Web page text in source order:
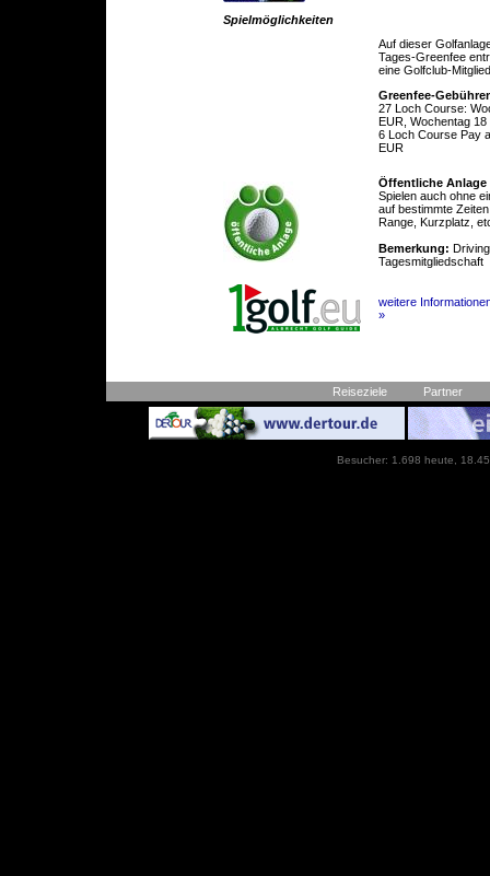
Spielmöglichkeiten
Auf dieser
Tages-Greenfee
eine Golfclub-
Greenfee-
27 Loch Course:
EUR, Wochentag
6 Loch Course Pay
EUR
Öffentliche Anlage
Spielen auch ohne
auf bestimmte
Range, Kurzplatz,
Bemerkung:
Tagesmitgliedschaft
weitere
»
Reiseziele Partner
Besucher: 1.698 heute,